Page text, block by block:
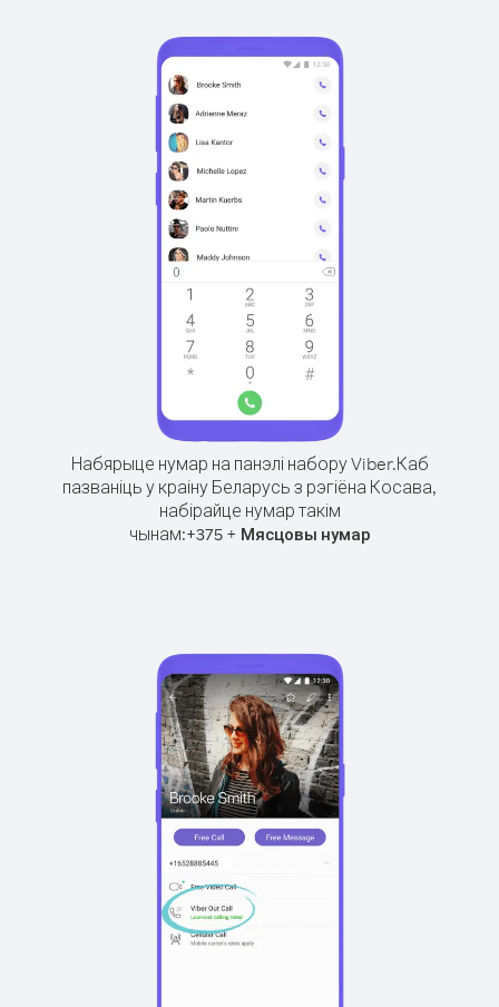
Набярыце нумар на панэлі набору Viber.Каб
пазваніць у краіну Беларусь з рэгіёна Косава,
набірайце нумар такім
чынам:+375+ Мясцовы нумар